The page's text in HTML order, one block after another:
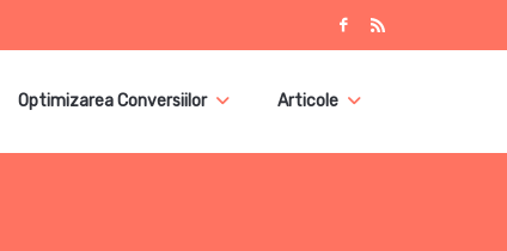
Optimizarea Conversiilor Articole